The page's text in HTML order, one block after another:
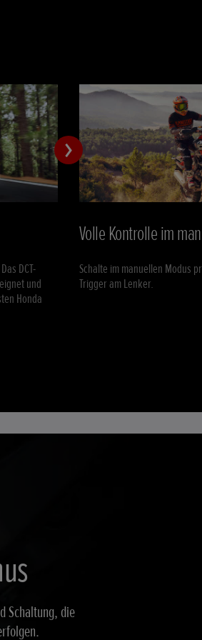
DCT-
und
Honda
Volle Kontrolle im
Schalte im manuellen Modus
Trigger am Lenker.
Schaltung, die